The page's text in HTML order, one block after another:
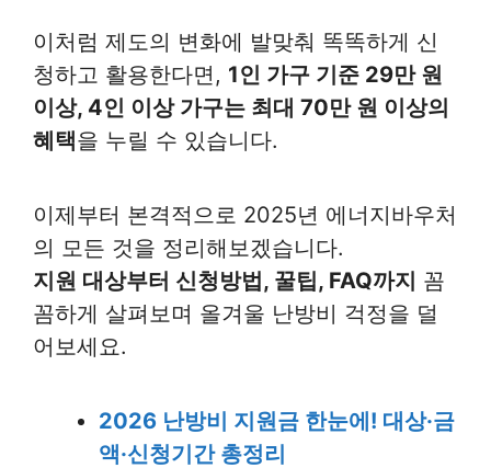
이처럼 제도의 변화에 발맞춰 똑똑하게 신
청하고 활용한다면, 1인 가구 기준 29만 원
이상, 4인 이상 가구는 최대 70만 원 이상의
혜택을 누릴 수 있습니다.
이제부터 본격적으로 2025년 에너지바우처
의 모든 것을 정리해보겠습니다.
지원 대상부터 신청방법, 꿀팁, FAQ까지 꼼
꼼하게 살펴보며 올겨울 난방비 걱정을 덜
어보세요.
2026 난방비 지원금 한눈에! 대상·금
액·신청기간 총정리